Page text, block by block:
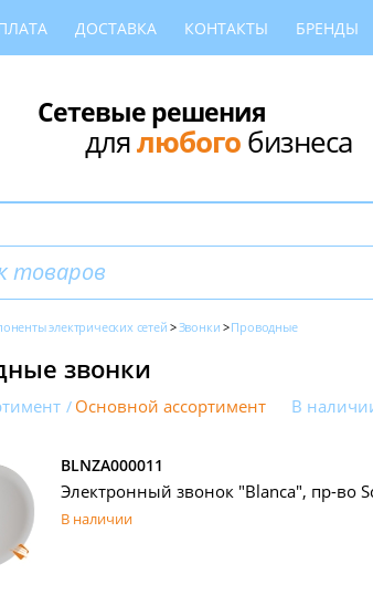
ДОСТАВКА КОНТАКТЫ БРЕНДЫ
Сетевые решения
длялюбогобизнеса
электрических сетей Звонки Проводные
звонки
Основной ассортимент В
BLNZA000011
Электронный звонок "Blanca", пр-во
В наличии